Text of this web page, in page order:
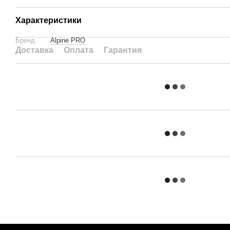
Характеристики
Бренд Alpine PRO
Доставка Оплата Гарантия